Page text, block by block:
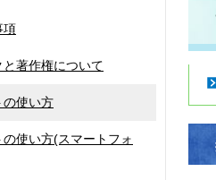
項
と著作権について
の使い方
の使い方(スマートフォ